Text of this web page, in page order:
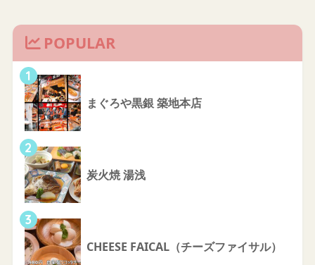
POPULAR
1
まぐろや黒銀 築地本店
2
炭火焼 湯浅
3
CHEESE FAICAL（チーズファイサル）